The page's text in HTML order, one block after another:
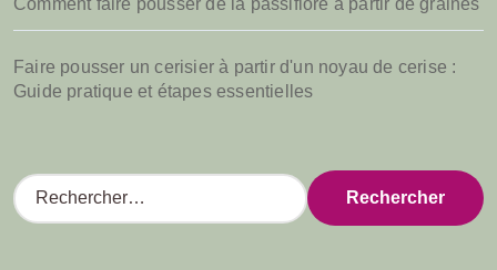
Comment faire pousser de la passiflore à partir de graines
Faire pousser un cerisier à partir d'un noyau de cerise :
Guide pratique et étapes essentielles
R
e